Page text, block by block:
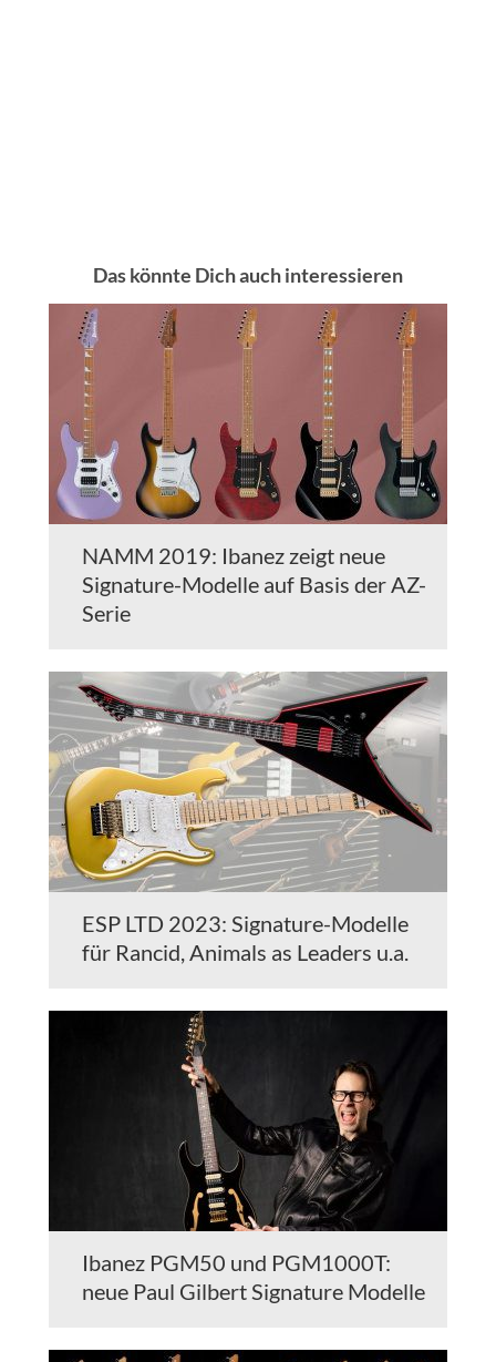
Das könnte Dich auch interessieren
NAMM 2019: Ibanez zeigt neue
Signature-Modelle auf Basis der AZ-
Serie
ESP LTD 2023: Signature-Modelle
für Rancid, Animals as Leaders u.a.
Ibanez PGM50 und PGM1000T:
neue Paul Gilbert Signature Modelle